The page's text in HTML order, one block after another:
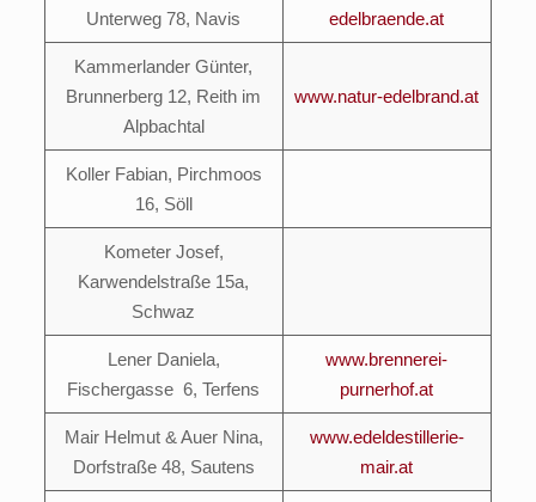
Unterweg 78, Navis
edelbraende.at
Kammerlander Günter,
Brunnerberg 12, Reith im
Alpbachtal
www.natur-edelbrand.at
Koller Fabian, Pirchmoos
16, Söll
Kometer Josef,
Karwendelstraße 15a,
Schwaz
Lener Daniela,
Fischergasse 6, Terfens
www.brennerei-
purnerhof.at
Mair Helmut & Auer Nina,
Dorfstraße 48, Sautens
www.edeldestillerie-
mair.at